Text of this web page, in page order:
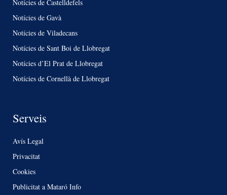
Notícies de Castelldefels
Notícies de Gavà
Notícies de Viladecans
Notícies de Sant Boi de Llobregat
Notícies d’El Prat de Llobregat
Notícies de Cornellà de Llobregat
Serveis
Avís Legal
Privacitat
Cookies
Publicitat a Mataró Info